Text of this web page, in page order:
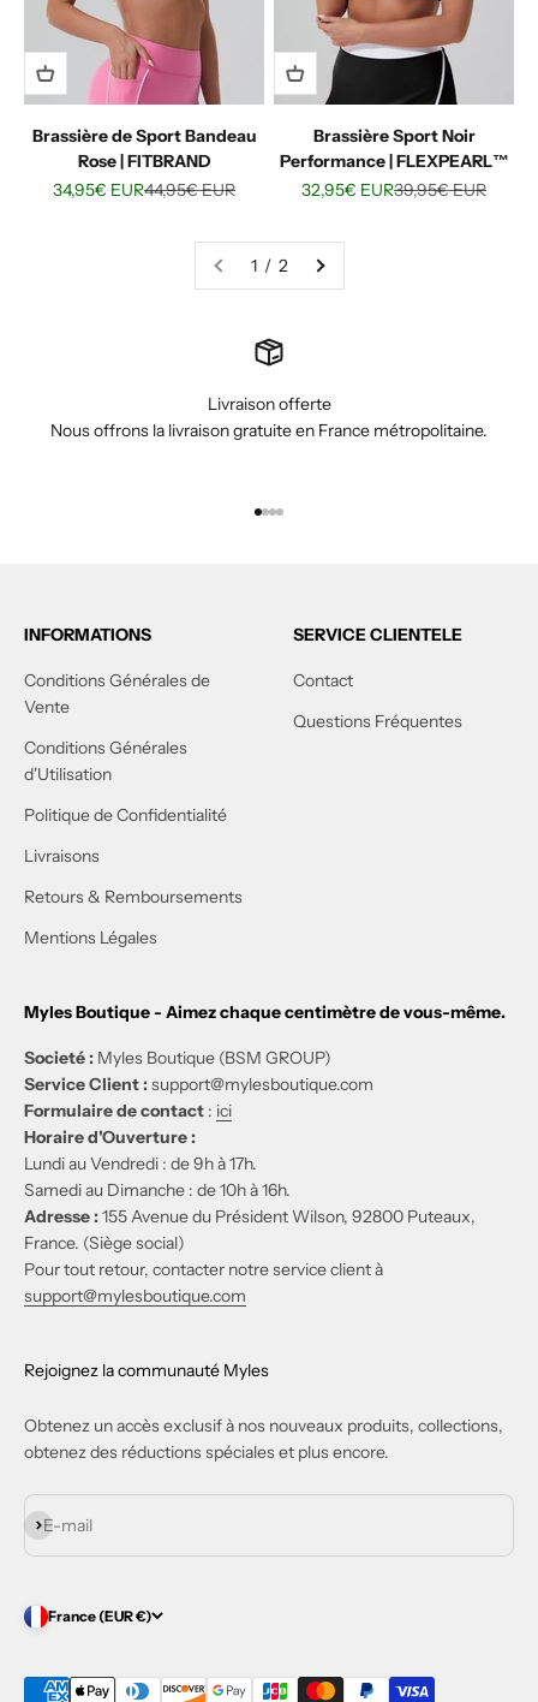
Brassière de Sport Bandeau
Rose | FITBRAND
Prix de vente
34,95€ EURPrix normal
44,95€ EUR
Brassière Sport Noir
Performance | FLEXPEARL™
Prix de vente
32,95€ EURPrix normal
39,95€ EUR
1 / 2
Livraison offerte
Nous offrons la livraison gratuite en France métropolitaine.
INFORMATIONS
Conditions Générales de
Vente
Conditions Générales
d'Utilisation
Politique de Confidentialité
Livraisons
Retours & Remboursements
Mentions Légales
SERVICE CLIENTELE
Contact
Questions Fréquentes
Myles Boutique - Aimez chaque centimètre de vous-même.
Societé : Myles Boutique (BSM GROUP)
Service Client :support@mylesboutique.com
Formulaire de contact : ici
Horaire d'Ouverture :
Lundi au Vendredi : de 9h à 17h.
Samedi au Dimanche : de 10h à 16h.
Adresse :155 Avenue du Président Wilson, 92800 Puteaux,
France. (Siège social)
Pour tout retour, contacter notre service client à
support@mylesboutique.com
Rejoignez la communauté Myles
Obtenez un accès exclusif à nos nouveaux produits, collections,
obtenez des réductions spéciales et plus encore.
E-mail
S'inscrire
France (EUR €)